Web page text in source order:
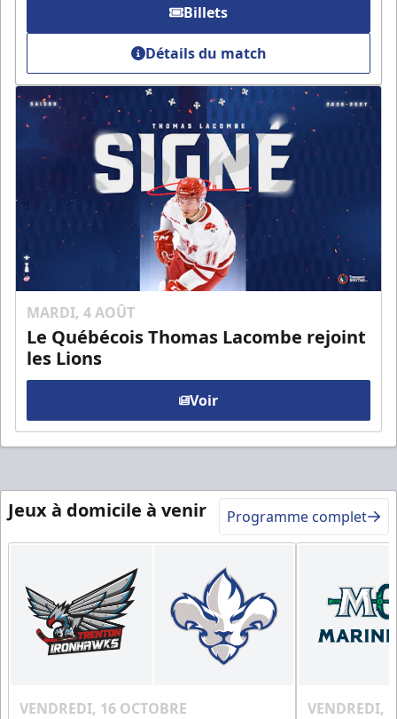
Billets
Détails du match
MARDI, 4 AOÛT
Le Québécois Thomas Lacombe rejoint
les Lions
Voir
Jeux à domicile à venir Programme complet
VENDREDI, 16 OCTOBRE VENDREDI,